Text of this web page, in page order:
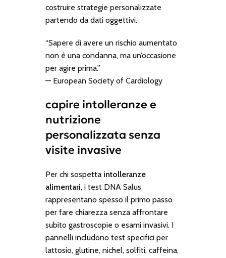
costruire strategie personalizzate
partendo da dati oggettivi.
“Sapere di avere un rischio aumentato
non è una condanna, ma un’occasione
per agire prima.”
— European Society of Cardiology
capire intolleranze e
nutrizione
personalizzata senza
visite invasive
Per chi sospetta intolleranze
alimentari, i test DNA Salus
rappresentano spesso il primo passo
per fare chiarezza senza affrontare
subito gastroscopie o esami invasivi. I
pannelli includono test specifici per
lattosio, glutine, nichel, solfiti, caffeina,